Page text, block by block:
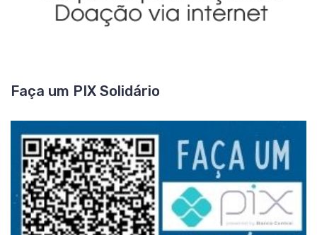
Faça um PIX Solidário